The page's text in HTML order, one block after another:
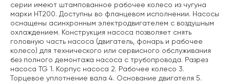
серии имеют штампованное рабочее колесо из чугуна
марки НТ200. Доступны во фланцевом исполнении. Насосы
оснащены асинхронным электродвигателем с воздушным
охлаждением. Конструкция насоса позволяет снять
головную часть насоса (двигатель, фонарь и рабочее
колесо) для технического или сервисного обслуживания
без полного демонтажа насоса с трубопровода. Разрез
насоса TG 1. Корпус насоса 2. Рабочее колесо 3.
Торцевое уплотнение вала 4. Основание двигателя 5.